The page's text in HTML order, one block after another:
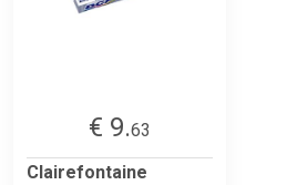
€ 9.63
Clairefontaine